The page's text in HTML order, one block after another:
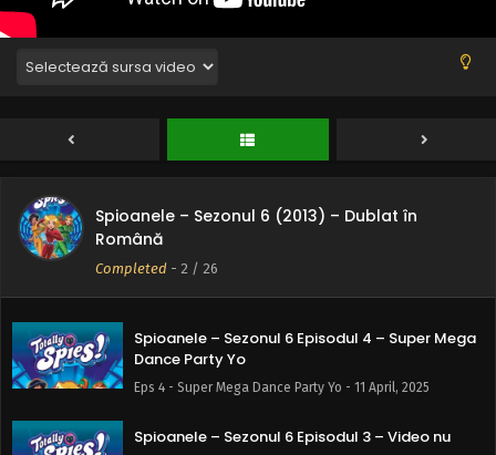
Spioanele – Sezonul 6 (2013) – Dublat în
Română
Completed - 2 / 26
Spioanele – Sezonul 6 Episodul 7 – Spărgătorul
de nunți
Spioanele – Sezonul 6 Episodul 6 – Să luăm
taurul de coarne
Spioanele – Sezonul 6 Episodul 5 – Probleme de
frumusețe
Spioanele – Sezonul 6 Episodul 4 – Super Mega
Dance Party Yo
Eps 4 - Super Mega Dance Party Yo - 11 April, 2025
Spioanele – Sezonul 6 Episodul 3 – Video nu